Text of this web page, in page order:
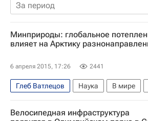
За период
Минприроды: глобальное
влияет на Арктику
6 апреля 2015, 17:26 2441
Глеб Ватлецов Наука В мире
Весь мир
Велосипедная инфраструктура